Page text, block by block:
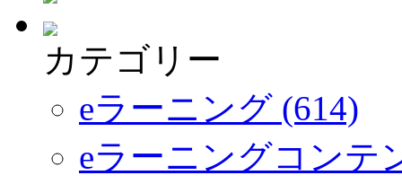
カテゴリー
eラーニング (614)
eラーニングコンテ